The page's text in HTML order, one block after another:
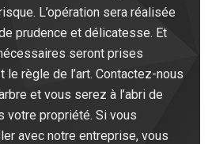
L’opération sera réalisée
prudence et délicatesse. Et
seront prises
le règle de l’art. Contactez-nous
et vous serez à l’abri de
votre propriété. Si vous
avec notre entreprise, vous